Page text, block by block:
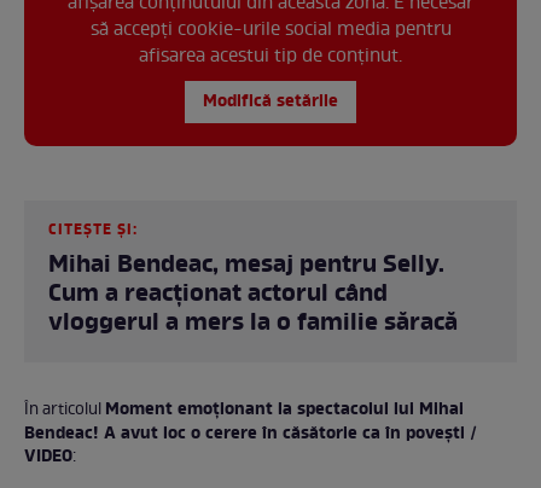
să accepți cookie-urile social media pentru
afisarea acestui tip de conținut.
Modifică setările
CITEȘTE ȘI:
Mihai Bendeac, mesaj pentru Selly.
Cum a reacționat actorul când
vloggerul a mers la o familie săracă
În articolulMoment emoționant la spectacolul lui Mihai
Bendeac! A avut loc o cerere în căsătorie ca în povești /
VIDEO: